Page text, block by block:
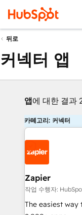
뒤로
커넥터 앱
앱에 대한 결과
카테고리: 커넥터
Zapier
작업 수행자:
The easiest